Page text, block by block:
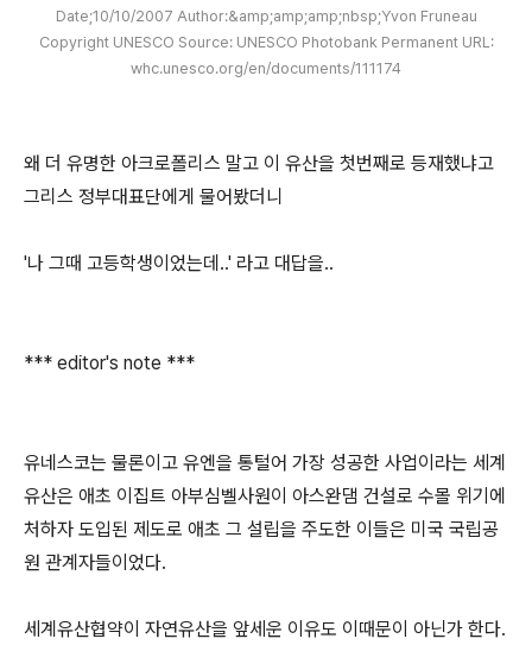
Date;10/10/2007 Author:&amp;amp;amp;nbsp;Yvon Fruneau
Copyright UNESCO Source: UNESCO Photobank Permanent URL:
whc.unesco.org/en/documents/111174
왜 더 유명한 아크로폴리스 말고 이 유산을 첫번째로 등재했냐고
그리스 정부대표단에게 물어봤더니
'나 그때 고등학생이었는데..' 라고 대답을..
*** editor's note ***
유네스코는 물론이고 유엔을 통털어 가장 성공한 사업이라는 세계
유산은 애초 이집트 아부심벨사원이 아스완댐 건설로 수몰 위기에
처하자 도입된 제도로 애초 그 설립을 주도한 이들은 미국 국립공
원 관계자들이었다.
세계유산협약이 자연유산을 앞세운 이유도 이때문이 아닌가 한다.